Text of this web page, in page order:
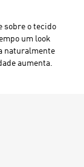
sobre o tecido
um look
naturalmente
aumenta.